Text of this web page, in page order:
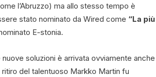
l’Abruzzo) ma allo stesso tempo è
stato nominato da Wired come “La più
E-stonia.
soluzioni è arrivata ovviamente anche
del talentuoso Markko Martin fu